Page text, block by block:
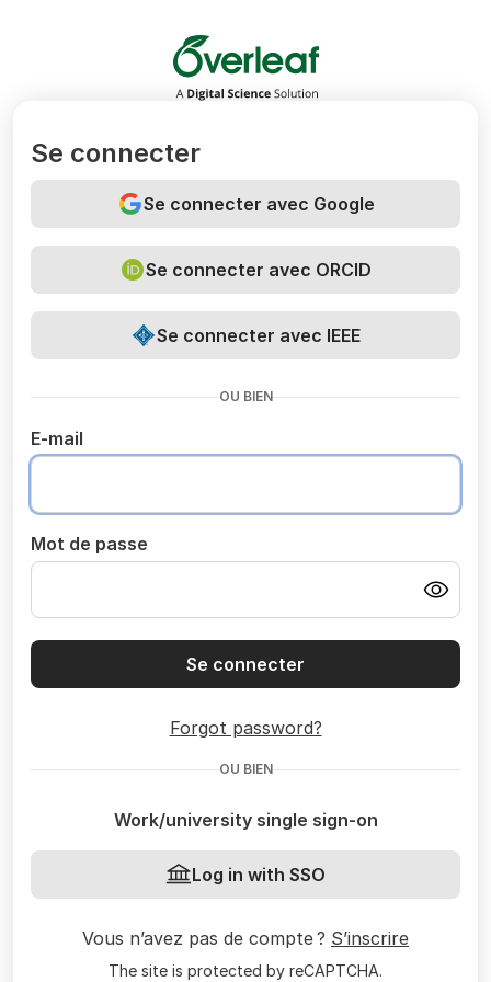
Overleaf
Se connecter
Se connecter avec Google
Se connecter avec ORCID
Se connecter avec IEEE
OU BIEN
E-mail
Mot de passe
Se connecter
Forgot password?
OU BIEN
Work/university single sign-on
Log in with SSO
Vous n’avez pas de compte ? S’inscrire
The site is protected by reCAPTCHA.